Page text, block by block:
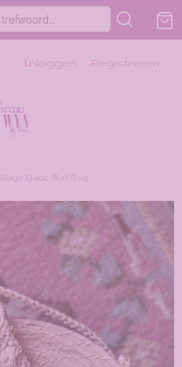
Inloggen Registreren
Beige Basic Bali Bag